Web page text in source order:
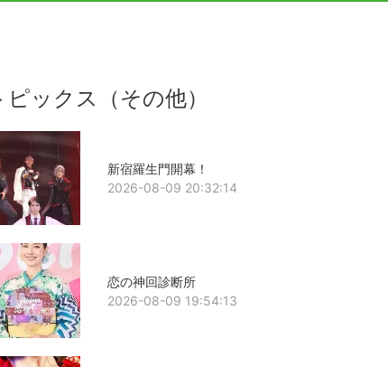
ピックス（その他）
新宿羅生門開幕！
2026-08-09 20:32:14
恋の神回診断所
2026-08-09 19:54:13